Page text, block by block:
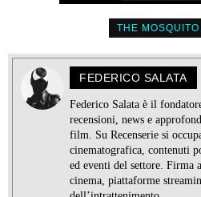
THE
FEDERICO SALATA
Federico Salata è il
recensioni, news e
film. Su Recenserie si
cinematografica, contenuti
ed eventi del settore. Firma
cinema, piattaforme